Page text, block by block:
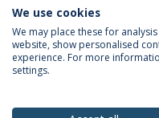
COORDENADORES
Política de
We use cookies
We may place these for
website, show personalised
experience. For more
settings.